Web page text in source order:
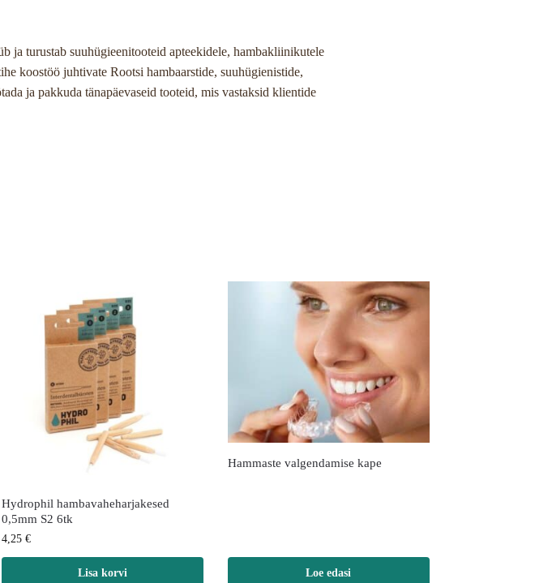
ja turustab suuhügieenitooteid apteekidele, hambakliinikutele
koostöö juhtivate Rootsi hambaarstide, suuhügienistide,
ja pakkuda tänapäevaseid tooteid, mis vastaksid klientide
Hydrophil hambavaheharjakesed
0,5mm S2 6tk
4,25€
Lisa korvi
Hammaste valgendamise kape
Loe edasi